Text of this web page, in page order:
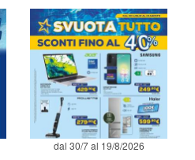
dal 30/7 al 19/8/2026